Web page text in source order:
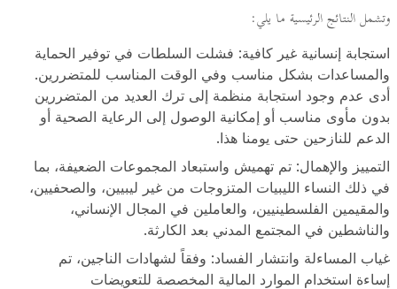
وتشمل النتائج الرئيسية ما يلي:
استجابة إنسانية غير كافية: فشلت السلطات في توفير الحماية
والمساعدات بشكل مناسب وفي الوقت المناسب للمتضررين.
أدى عدم وجود استجابة منظمة إلى ترك العديد من المتضررين
بدون مأوى مناسب أو إمكانية الوصول إلى الرعاية الصحية أو
الدعم للنازحين حتى يومنا هذا.
التمييز والإهمال: تم تهميش واستبعاد المجموعات الضعيفة، بما
في ذلك النساء الليبيات المتزوجات من غير ليبيين، والصحفيين،
والمقيمين الفلسطينيين، والعاملين في المجال الإنساني،
والناشطين في المجتمع المدني بعد الكارثة.
غياب المساءلة وانتشار الفساد: وفقاً لشهادات الناجين، تم
إساءة استخدام الموارد المالية المخصصة للتعويضات